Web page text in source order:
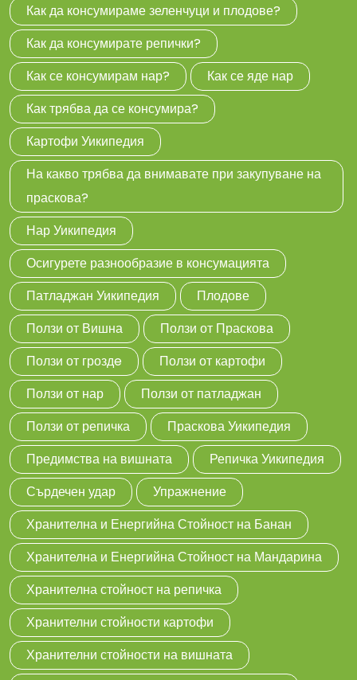
Как да консумираме зеленчуци и плодове?
Как да консумирате репички?
Как се консумирам нар?
Как се яде нар
Как трябва да се консумира?
Картофи Уикипедия
На какво трябва да внимавате при закупуване на
праскова?
Нар Уикипедия
Осигурете разнообразие в консумацията
Патладжан Уикипедия
Плодове
Ползи от Вишна
Ползи от Праскова
Ползи от гроздe
Ползи от картофи
Ползи от нар
Ползи от патладжан
Ползи от репичка
Праскова Уикипедия
Предимства на вишната
Репичка Уикипедия
Сърдечен удар
Упражнение
Хранителна и Енергийна Стойност на Банан
Хранителна и Енергийна Стойност на Мандарина
Хранителна стойност на репичка
Хранителни стойности картофи
Хранителни стойности на вишната